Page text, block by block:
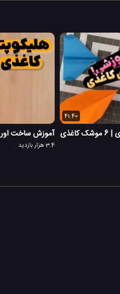
41:40
بمب آموزشی ساخت موشک کاغذی | 6 موشک کاغذی آموزش ساخت
3.4 هزار بازدید